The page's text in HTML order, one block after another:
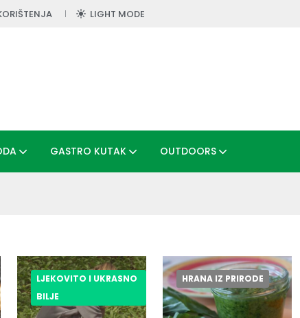
LIGHT MODE
GASTRO KUTAK OUTDOORS
LJEKOVITO I UKRASNO
BILJE
HRANA IZ PRIRODE